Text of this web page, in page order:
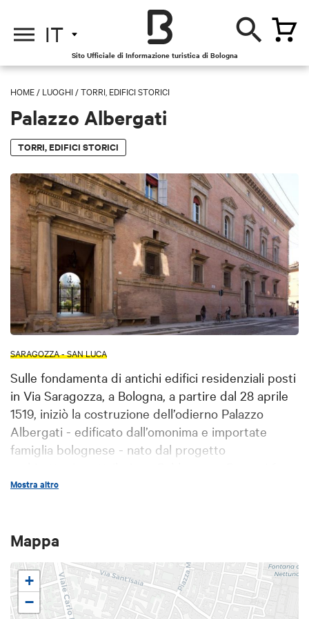
IT
Sito Ufficiale di Informazione turistica di Bologna
HOME / LUOGHI /TORRI, EDIFICI STORICI
Palazzo Albergati
TORRI, EDIFICI STORICI
SARAGOZZA - SAN LUCA
Sulle fondamenta di antichi edifici residenziali posti
in Via Saragozza, a Bologna, a partire dal 28 aprile
1519, iniziò la costruzione dell’odierno Palazzo
Albergati - edificato dall’omonima e importate
famiglia bolognese - nato dal progetto
Domenico da Varignana).
storico bolognese con la sua imponente facciata
che assunse la forma definitiva nel primo decennio
del ‘600, e vanta all’interno preziosi affreschi del
‘600/’700 tra i quali il Fregio di Bartolomeo Cesi
Mostra altro
Mappa
+
−